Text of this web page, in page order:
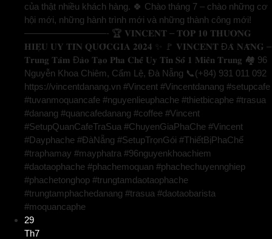
của thật nhiều khách hàng. 🍀 Chào tháng 7 – chào những cơ
hội mới, những hành trình mới và những thành công mới!
—————————- 🏆 𝐕𝐈𝐍𝐂𝐄𝐍𝐓 – 𝐓𝐎𝐏 𝟏𝟎 𝐓𝐇𝐔̛𝐎̛𝐍𝐆
𝐇𝐈𝐄̣̂𝐔 𝐔𝐘 𝐓𝐈́𝐍 𝐐𝐔𝐎̂́𝐂𝐆𝐈𝐀 𝟐𝟎𝟐𝟒 ✨ 🚩 𝐕𝐈𝐍𝐂𝐄𝐍𝐓 Đ𝐀̀ 𝐍𝐀̆̃𝐍𝐆 –
𝐓𝐫𝐮𝐧𝐠 𝐓𝐚̂𝐦 Đ𝐚̀𝐨 𝐓𝐚̣𝐨 𝐏𝐡𝐚 𝐂𝐡𝐞̂́ 𝐔𝐲 𝐓𝐢́𝐧 𝐒𝐨̂́ 𝟏 𝐌𝐢𝐞̂̀𝐧 𝐓𝐫𝐮𝐧𝐠 🏘️ 96
Nguyễn Khoa Chiêm, Cẩm Lệ, Đà Nẵng 📞(+84) 931 011 092
https://vincentdanang.vn #Vincent #Vincentdanang #setupcafe
#tuvanmoquancafe #nguyenlieuphache #thietbicaphe #trasua
#danang #quancafedanang #coffee #Vincent
#SetupQuanCafeTraSua #ChuyenGiaPhaChe #Vincent
#Dayphache #ĐàNẵng #SetupTrọnGói #ThiếtBịPhaChế
#traphamay #mayphatra #96nguyenkhoachiem
#daotaophache #phachemoquan #phachechuyennghiep
#phachetonghop #trungtamdaotaophache
#trungtamphachedanang #trasua #daotaobarista
#moquancaphe
29
Th7